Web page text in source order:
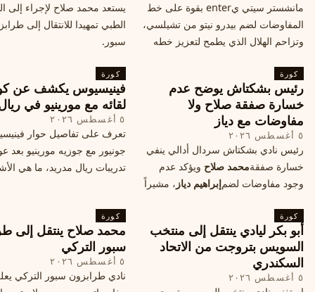
مانشستر سيتي يenter بقوة على خط
المفاوضات لضم بيدرو نيتو من تشيلسي،
وتزاحم الهلال الذي يطمح لتعزيز خطه
يستعد محمد صلاح لإجراء إلى
الطبي تمهيدا للانتقال إلى
سبور.
كورة
رئيس بشكتاش يوضح عدم
خسارة صفقة صلاح ولا
مفاوضات مع دياز
٥ أغسطس ٢٠٢٦
رئيس نادي بشكتاش سردال أدالي ينفي
خسارة صفقةمحمد صلاح ويؤكد عدم
وجود مفاوضات لضمإبراهيم دياز ، مشيراً
محتملة أخرى.
كورة
فينيسيوس يكشف عن
لقائه مع مورينيو في
٥ أغسطس ٢٠٢٦
تعرف على تفاصيل حوار
جونيور مع جوزيه مورينيو بعد
تدريبات ريال مدريد، ما هي
كورة
أبو بكر ليادي ينتقل إلى منتخب
السويس بتروجت من الاتحاد
السكندري
٥ أغسطس ٢٠٢٦
كورة
محمد صلاح ينتقل إلى
سبور التركي
٥ أغسطس ٢٠٢٦
نادي طرابزون سبور التركي